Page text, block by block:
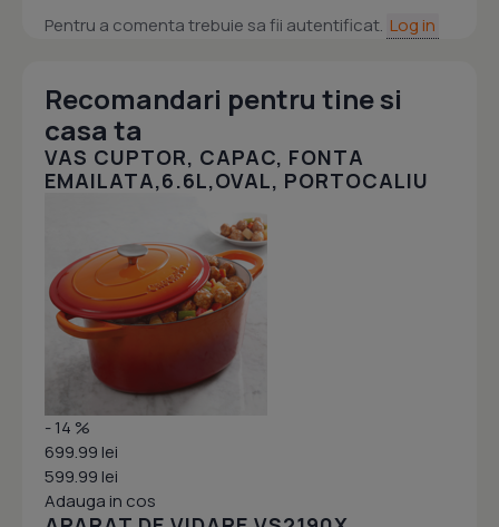
Pentru a comenta trebuie sa fii autentificat. Log in
Recomandari pentru tine si
casa ta
VAS CUPTOR, CAPAC, FONTA
EMAILATA,6.6L,OVAL, PORTOCALIU
- 14 %
699.99 lei
599.99 lei
Adauga in cos